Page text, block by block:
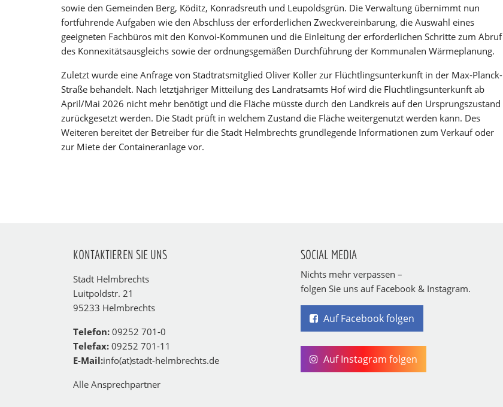
sowie den Gemeinden Berg, Köditz, Konradsreuth und Leupoldsgrün. Die Verwaltung übernimmt nun
fortführende Aufgaben wie den Abschluss der erforderlichen Zweckvereinbarung, die Auswahl eines
geeigneten Fachbüros mit den Konvoi-Kommunen und die Einleitung der erforderlichen Schritte zum Abruf
des Konnexitätsausgleichs sowie der ordnungsgemäßen Durchführung der Kommunalen Wärmeplanung.
Zuletzt wurde eine Anfrage von Stadtratsmitglied Oliver Koller zur Flüchtlingsunterkunft in der Max-Planck-
Straße behandelt. Nach letztjähriger Mitteilung des Landratsamts Hof wird die Flüchtlingsunterkunft ab
April/Mai 2026 nicht mehr benötigt und die Fläche müsste durch den Landkreis auf den Ursprungszustand
zurückgesetzt werden. Die Stadt prüft in welchem Zustand die Fläche weitergenutzt werden kann. Des
Weiteren bereitet der Betreiber für die Stadt Helmbrechts grundlegende Informationen zum Verkauf oder
zur Miete der Containeranlage vor.
KONTAKTIEREN SIE UNS
Stadt Helmbrechts
Luitpoldstr. 21
95233 Helmbrechts
Telefon: 09252 701-0
Telefax: 09252 701-11
E-Mail:info(at)stadt-helmbrechts.de
Alle Ansprechpartner
SOCIAL MEDIA
Nichts mehr verpassen –
folgen Sie uns auf Facebook & Instagram.
Auf Facebook folgen
Auf Instagram folgen